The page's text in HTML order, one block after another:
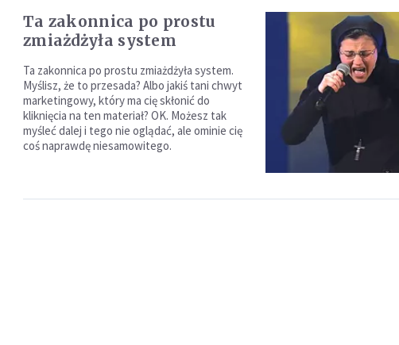
Ta zakonnica po prostu
zmiażdżyła system
Ta zakonnica po prostu zmiażdżyła system.
Myślisz, że to przesada? Albo jakiś tani chwyt
marketingowy, który ma cię skłonić do
kliknięcia na ten materiał? OK. Możesz tak
myśleć dalej i tego nie oglądać, ale ominie cię
coś naprawdę niesamowitego.